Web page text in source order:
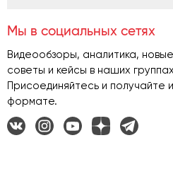
Мы в социальных сетях
Видеообзоры, аналитика,
советы и кейсы в наших
Присоединяйтесь и
формате.